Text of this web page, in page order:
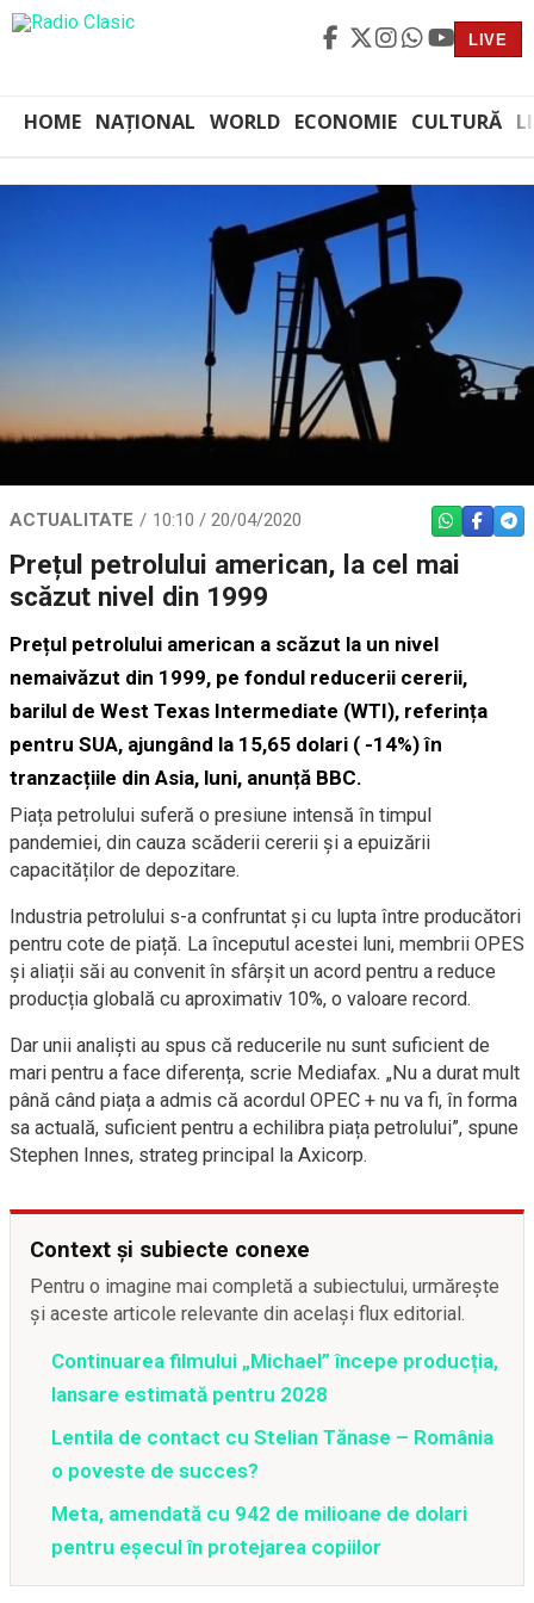
LIVE
HOME NAȚIONAL WORLD ECONOMIE CULTURĂ
ACTUALITATE 10:10 / 20/04/2020 WHATSAPP
Prețul petrolului american, la cel mai
scăzut nivel din 1999
Prețul petrolului american a scăzut la un nivel
nemaivăzut din 1999, pe fondul reducerii cererii,
barilul de West Texas Intermediate (WTI), referința
pentru SUA, ajungând la 15,65 dolari ( -14%) în
tranzacțiile din Asia, luni, anunță BBC.
Piața petrolului suferă o presiune intensă în timpul
pandemiei, din cauza scăderii cererii și a epuizării
capacităților de depozitare.
Industria petrolului s-a confruntat și cu lupta între producători
pentru cote de piață. La începutul acestei luni, membrii OPES
și aliații săi au convenit în sfârșit un acord pentru a reduce
producția globală cu aproximativ 10%, o valoare record.
Dar unii analiști au spus că reducerile nu sunt suficient de
mari pentru a face diferența, scrie Mediafax. „Nu a durat mult
până când piața a admis că acordul OPEC + nu va fi, în forma
sa actuală, suficient pentru a echilibra piața petrolului”, spune
Stephen Innes, strateg principal la Axicorp.
Context și subiecte conexe
Pentru o imagine mai completă a subiectului, urmărește
și aceste articole relevante din același flux editorial.
Continuarea filmului „Michael” începe producția,
lansare estimată pentru 2028
Lentila de contact cu Stelian Tănase – România
o poveste de succes?
Meta, amendată cu 942 de milioane de dolari
pentru eșecul în protejarea copiilor